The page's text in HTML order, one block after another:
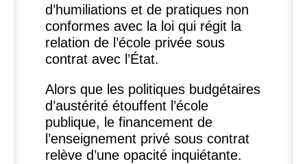
d’humiliations et de pratiques non
conformes avec la loi qui régit la
relation de l’école privée sous
contrat avec l’État.
Alors que les politiques budgétaires
d’austérité étouffent l’école
publique, le financement de
l’enseignement privé sous contrat
relève d’une opacité inquiétante.